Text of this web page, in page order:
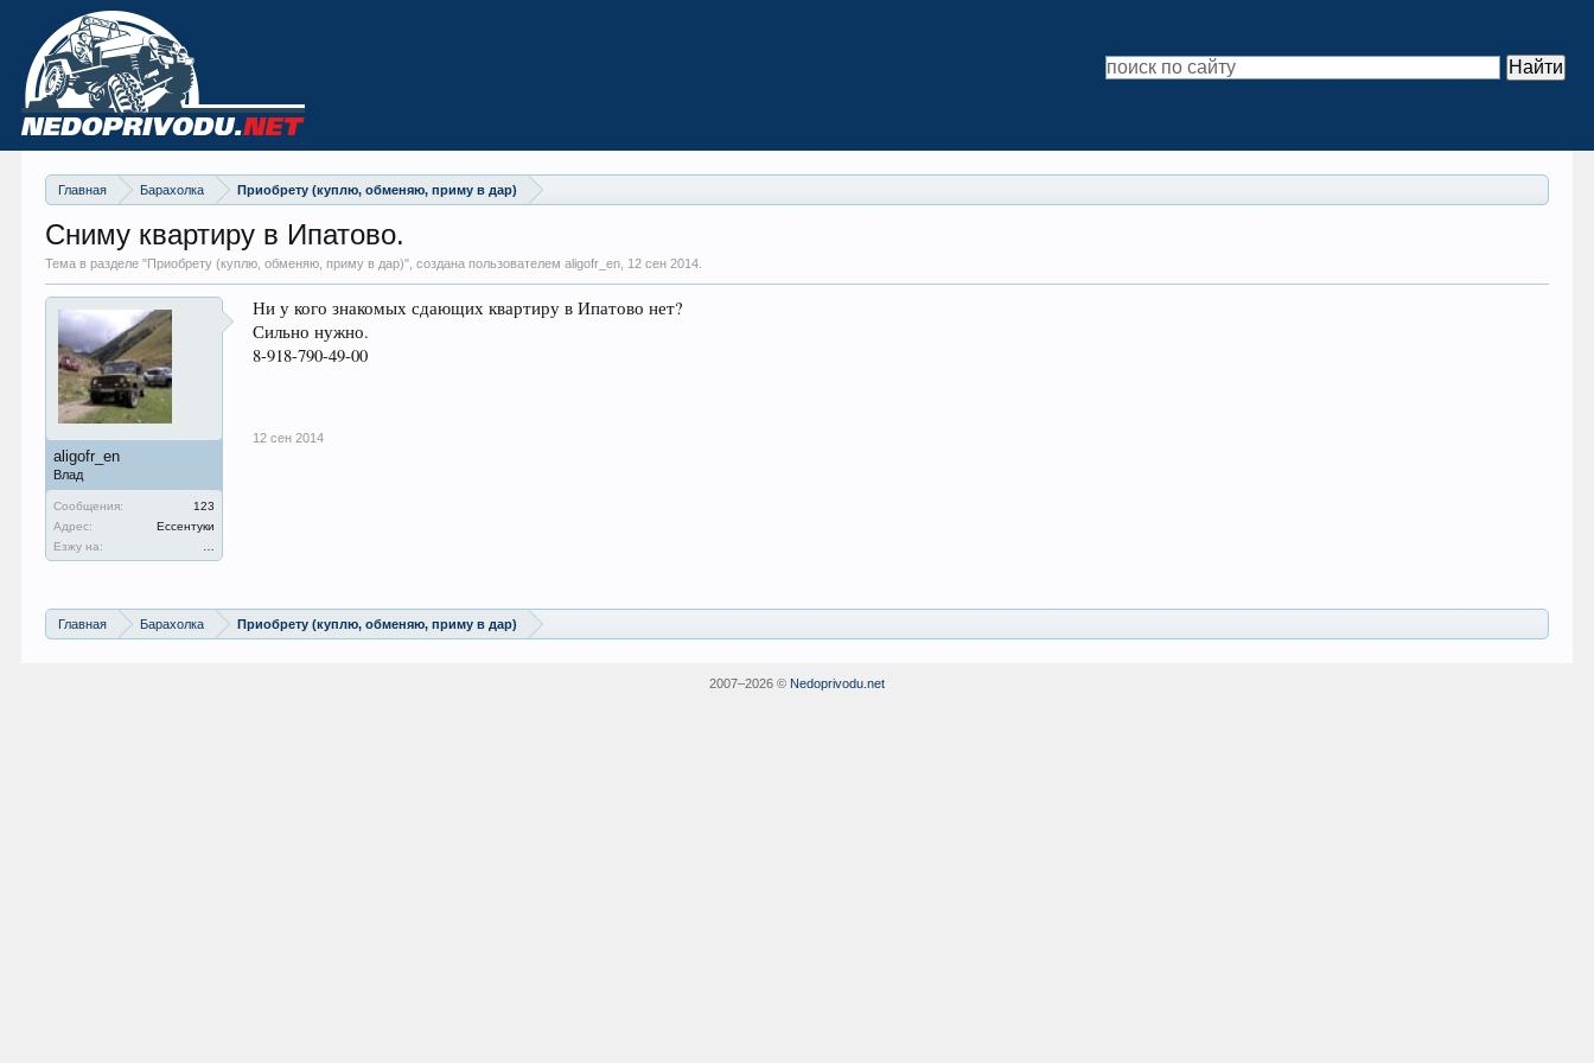
Главная Барахолка Приобрету (куплю, обменяю, приму в дар)
Сниму квартиру в Ипатово.
Тема в разделе "Приобрету (куплю, обменяю, приму в дар)", создана пользователем aligofr_en, 12 сен 2014
aligofr_en
Влад
Сообщения:
123
Адрес:
Ессентуки
Езжу на:
Ни у кого знакомых сдающих квартиру в Ипатово нет?
Сильно нужно.
8-918-790-49-00
12 сен 2014
Главная Барахолка Приобрету (куплю, обменяю, приму в дар)
2007–2026 © Nedoprivodu.net